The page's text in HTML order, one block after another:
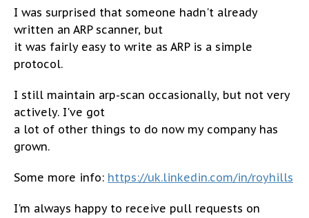
I was surprised that someone hadn't already
written an ARP scanner, but
it was fairly easy to write as ARP is a simple
protocol.
I still maintain arp-scan occasionally, but not very
actively. I've got
a lot of other things to do now my company has
grown.
Some more info: https://uk.linkedin.com/in/royhills
I'm always happy to receive pull requests on